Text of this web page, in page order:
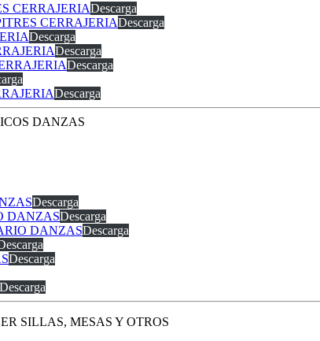
CERRAJERIADescarga
CERRAJERIADescarga
Descarga
Descarga
Descarga
Descarga
DANZAS
Descarga
DANZASDescarga
DANZASDescarga
Descarga
Descarga
SILLAS, MESAS Y OTROS